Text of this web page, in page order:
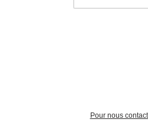
Pour nous